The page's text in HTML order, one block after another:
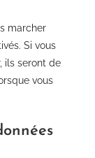
marcher
Si vous
ils seront de
vous